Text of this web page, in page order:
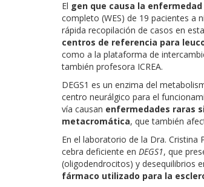
El gen que causa la
completo (WES) de 19 pacientes a
rápida recopilación de casos en
centros de referencia para
como a la plataforma de
también profesora ICREA.
DEGS1 es un enzima del
centro neurálgico para el
vía causan enfermedades raras
metacromática, que también
En el laboratorio de la Dra. Cristina
cebra deficiente en DEGS1, que
(oligodendrocitos) y desequilibrios
fármaco utilizado para la